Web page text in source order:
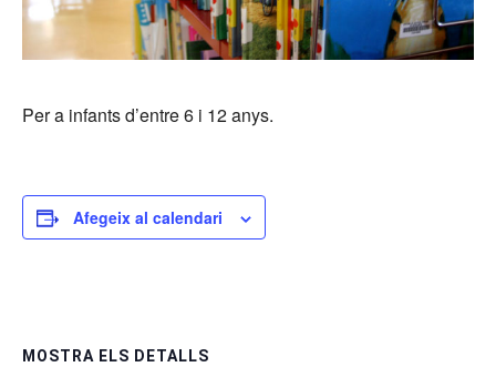
Per a infants d’entre 6 i 12 anys.
Afegeix al calendari
MOSTRA ELS DETALLS